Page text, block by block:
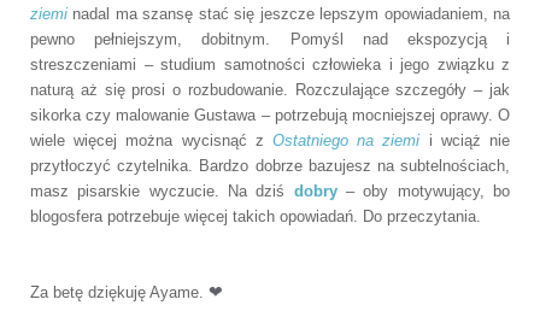
ziemi nadal ma szansę stać się jeszcze lepszym opowiadaniem, na
pewno pełniejszym, dobitnym. Pomyśl nad ekspozycją i
streszczeniami – studium samotności człowieka i jego związku z
naturą aż się prosi o rozbudowanie. Rozczulające szczegóły – jak
sikorka czy malowanie Gustawa – potrzebują mocniejszej oprawy. O
wiele więcej można wycisnąć z Ostatniego na ziemi i wciąż nie
przytłoczyć czytelnika. Bardzo dobrze bazujesz na subtelnościach,
masz pisarskie wyczucie. Na dziś dobry– oby motywujący, bo
blogosfera potrzebuje więcej takich opowiadań. Do przeczytania.
Za betę dziękuję Ayame. ❤